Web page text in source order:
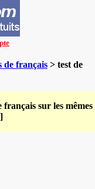
de français > test de
sur les mêmes
]